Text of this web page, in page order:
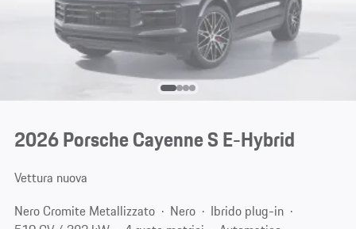
2026 Porsche Cayenne S E-Hybrid
Vettura nuova
Nero Cromite Metallizzato
Nero
Ibrido plug-in